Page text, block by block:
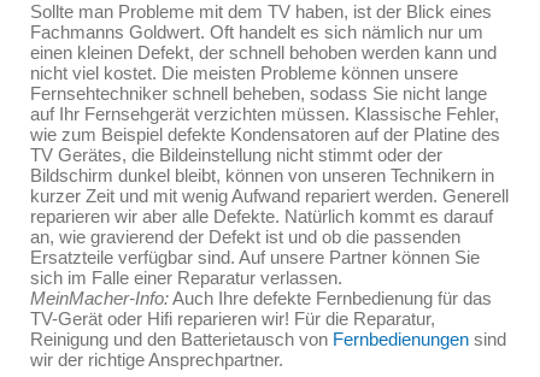
Sollte man Probleme mit dem TV haben, ist der Blick eines
Fachmanns Goldwert. Oft handelt es sich nämlich nur um
einen kleinen Defekt, der schnell behoben werden kann und
nicht viel kostet. Die meisten Probleme können unsere
Fernsehtechniker schnell beheben, sodass Sie nicht lange
auf Ihr Fernsehgerät verzichten müssen. Klassische Fehler,
wie zum Beispiel defekte Kondensatoren auf der Platine des
TV Gerätes, die Bildeinstellung nicht stimmt oder der
Bildschirm dunkel bleibt, können von unseren Technikern in
kurzer Zeit und mit wenig Aufwand repariert werden. Generell
reparieren wir aber alle Defekte. Natürlich kommt es darauf
an, wie gravierend der Defekt ist und ob die passenden
Ersatzteile verfügbar sind. Auf unsere Partner können Sie
sich im Falle einer Reparatur verlassen.
MeinMacher-Info:Auch Ihre defekte Fernbedienung für das
TV-Gerät oder Hifi reparieren wir! Für die Reparatur,
Reinigung und den Batterietausch von Fernbedienungen sind
wir der richtige Ansprechpartner.